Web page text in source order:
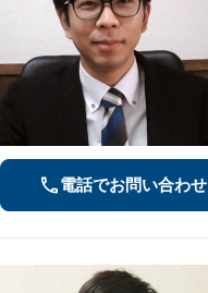
電話でお問い合わせ